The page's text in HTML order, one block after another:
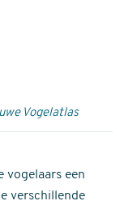
Vogelatlas
vogelaars een
verschillende